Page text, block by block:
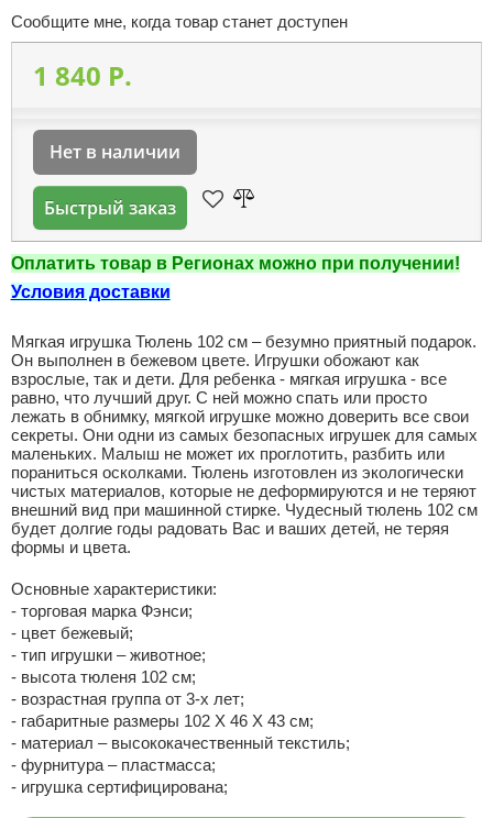
Сообщите мне, когда товар станет доступен
1 840 P.
Нет в наличии
Быстрый заказ
Оплатить товар в Регионах можно при получении!
Условия доставки
Мягкая игрушка Тюлень 102 см – безумно приятный подарок.
Он выполнен в бежевом цвете. Игрушки обожают как
взрослые, так и дети. Для ребенка - мягкая игрушка - все
равно, что лучший друг. С ней можно спать или просто
лежать в обнимку, мягкой игрушке можно доверить все свои
секреты. Они одни из самых безопасных игрушек для самых
маленьких. Малыш не может их проглотить, разбить или
пораниться осколками. Тюлень изготовлен из экологически
чистых материалов, которые не деформируются и не теряют
внешний вид при машинной стирке. Чудесный тюлень 102 см
будет долгие годы радовать Вас и ваших детей, не теряя
формы и цвета.
Основные характеристики:
- торговая марка Фэнси;
- цвет бежевый;
- тип игрушки – животное;
- высота тюленя 102 см;
- возрастная группа от 3-х лет;
- габаритные размеры 102 X 46 X 43 см;
- материал – высококачественный текстиль;
- фурнитура – пластмасса;
- игрушка сертифицирована;